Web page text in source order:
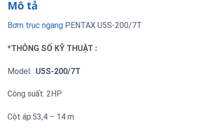
Mô tả
Bơm trục ngang PENTAX U5S-200/7T
*THÔNG SỐ KỸ THUẬT :
Model: U5S-200/7T
Công suất: 2HP
Cột áp:53,4 – 14 m